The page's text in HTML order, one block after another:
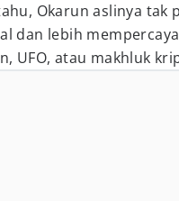
Okarun aslinya tak
dan lebih
UFO, atau makhluk